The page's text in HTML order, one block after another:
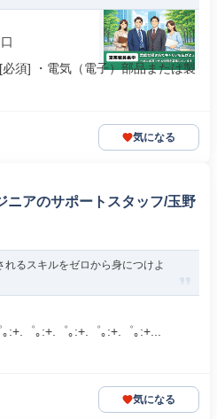
須] ・電気（電子）部品または製
気になる
ニアのサポートスタッフ/玉野
れるスキルをゼロから身につけよ
゜｡:+.゜｡:+.゜｡:+.゜｡:+...
気になる